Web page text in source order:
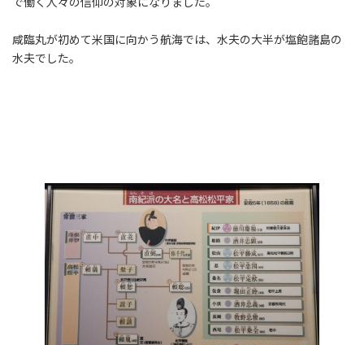
咸臨丸が初めて米国に向かう航海では、水夫の大半が塩飽諸島の
水夫でした。